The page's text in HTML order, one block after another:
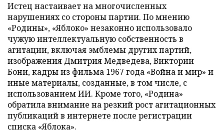
Истец настаивает на многочисленных
нарушениях со стороны партии. По мнению
«Родины», «Яблоко» незаконно использовало
чужую интеллектуальную собственность в
агитации, включая эмблемы других партий,
изображения Дмитрия Медведева, Виктории
Бони, кадры из фильма 1967 года «Война и мир» и
иные материалы, созданные, в том числе, с
использованием ИИ. Кроме того, «Родина»
обратила внимание на резкий рост агитационных
публикаций в интернете после регистрации
списка «Яблока».